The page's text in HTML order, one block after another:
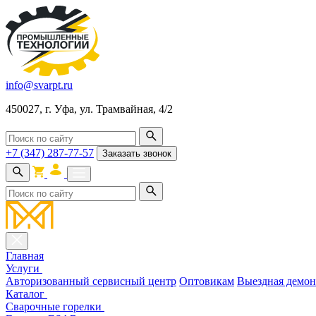
info@svarpt.ru
450027, г. Уфа, ул. Трамвайная, 4/2
+7 (347) 287-77-57 Заказать звонок
Главная
Услуги
Авторизованный сервисный центр Оптовикам Выездная
Каталог
Cварочные горелки